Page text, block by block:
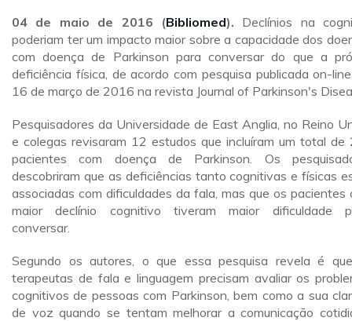
04 de maio de 2016 (Bibliomed). Declínios na
poderiam ter um impacto maior sobre a capacidade dos
com doença de Parkinson para conversar do que a
deficiência física, de acordo com pesquisa publicada on-
16 de março de 2016 na revista Journal of Parkinson's
Pesquisadores da Universidade de East Anglia, no Reino
e colegas revisaram 12 estudos que incluíram um total de
pacientes com doença de Parkinson. Os
descobriram que as deficiências tanto cognitivas e físicas
associadas com dificuldades da fala, mas que os pacientes
maior declínio cognitivo tiveram maior dificuldade
conversar.
Segundo os autores, o que essa pesquisa revela é
terapeutas de fala e linguagem precisam avaliar os
cognitivos de pessoas com Parkinson, bem como a sua
de voz quando se tentam melhorar a comunicação